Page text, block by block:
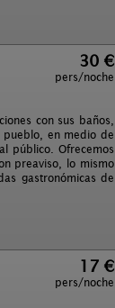
30 €
pers/noche
con sus baños,
pueblo, en medio de
público. Ofrecemos
preaviso, lo mismo
gastronómicas de
17 €
pers/noche